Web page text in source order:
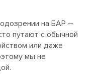
на БАР –
путают с обычной
или даже
мы не